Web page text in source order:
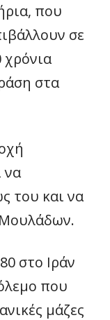
που
σε
χρόνια
στα
να
του και να
Μουλάδων.
στο Ιράν
που
μάζες